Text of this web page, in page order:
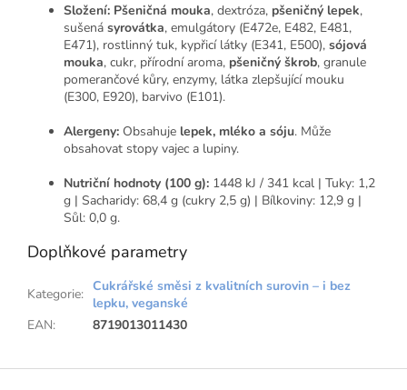
Složení: Pšeničná mouka, dextróza, pšeničný lepek,
sušená syrovátka, emulgátory (E472e, E482, E481,
E471), rostlinný tuk, kypřicí látky (E341, E500), sójová
mouka, cukr, přírodní aroma, pšeničný škrob, granule
pomerančové kůry, enzymy, látka zlepšující mouku
(E300, E920), barvivo (E101).
Alergeny: Obsahuje lepek, mléko a sóju. Může
obsahovat stopy vajec a lupiny.
Nutriční hodnoty (100 g): 1448 kJ / 341 kcal | Tuky: 1,2
g | Sacharidy: 68,4 g (cukry 2,5 g) | Bílkoviny: 12,9 g |
Sůl: 0,0 g.
Doplňkové parametry
Kategorie: Cukrářské směsi z kvalitních surovin – i bez
lepku, veganské
EAN: 8719013011430
Z